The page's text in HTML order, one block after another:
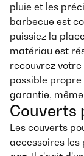
pluie et les
barbecue est
puissiez la
matériau est
recouvrez
possible
garantie,
Couverts
Les couverts
accessoires